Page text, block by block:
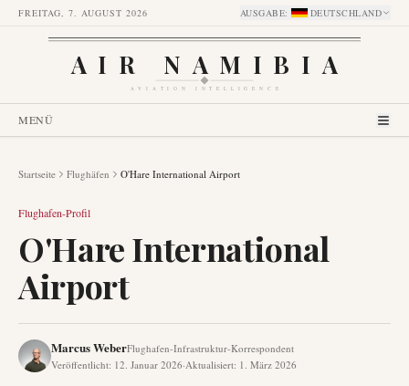
FREITAG, 7. AUGUST 2026 AUSGABE: DEUTSCHLAND
AIR NAMIBIA
AVIATION INTELLIGENCE
MENÜ
Startseite Flughäfen O'Hare International Airport
Flughafen-Profil
O'Hare International
Airport
Marcus WeberFlughafen-Infrastruktur-Korrespondent
Veröffentlicht: 12. Januar 2026·Aktualisiert: 1. März 2026